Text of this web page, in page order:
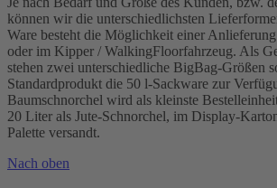
können wir die unterschiedlichsten
Ware besteht die Möglichkeit einer
oder im Kipper / WalkingFloorfahrzeug. Als
stehen zwei unterschiedliche BigBag-Größen
Standardprodukt die 50 l-Sackware zur
Baumschnorchel wird als kleinste
20 Liter als Jute-Schnorchel, im Display-
Palette versandt.
Nach oben